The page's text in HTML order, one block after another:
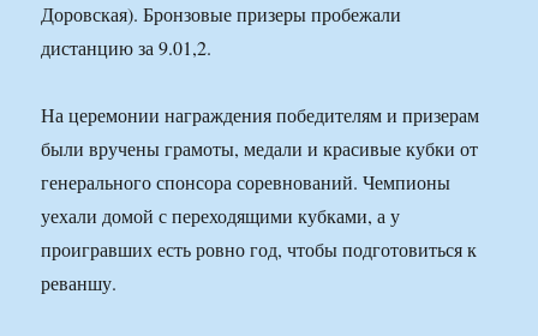
Доровская). Бронзовые призеры пробежали
дистанцию за 9.01,2.
На церемонии награждения победителям и призерам
были вручены грамоты, медали и красивые кубки от
генерального спонсора соревнований. Чемпионы
уехали домой с переходящими кубками, а у
проигравших есть ровно год, чтобы подготовиться к
реваншу.